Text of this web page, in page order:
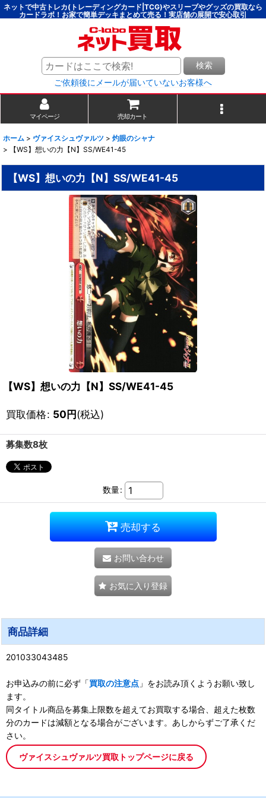
ネットで中古トレカ(トレーディングカード|TCG)やスリーブやグッズの買取なら
カードラボ！お家で簡単デッキまとめて売る！実店舗の展開で安心取引
検索
ご依頼後にメールが届いていないお客様へ
マイページ 売却カート
ホーム > ヴァイスシュヴァルツ > 灼眼のシャナ
>
【WS】想いの力【N】SS/WE41-45
【WS】想いの力【N】SS/WE41-45
【WS】想いの力【N】SS/WE41-45
買取価格: 50円(税込)
募集数8枚
数量:
売却する
お問い合わせ
お気に入り登録
商品詳細
201033043485
お申込みの前に必ず「買取の注意点 」をお読み頂くようお願い致し
ます。
同タイトル商品を募集上限数を超えてお買取する場合、超えた枚数
分のカードは減額となる場合がございます。あしからずご了承くだ
さい。
ヴァイスシュヴァルツ買取トップページに戻る